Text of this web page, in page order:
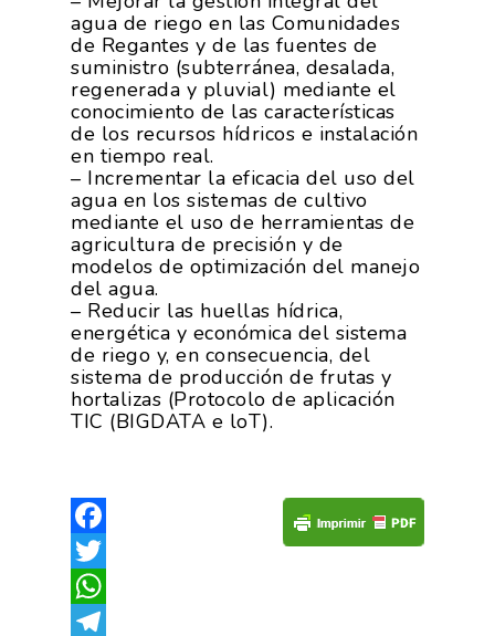
agua de riego en las Comunidades
de Regantes y de las fuentes de
suministro (subterránea, desalada,
regenerada y pluvial) mediante el
conocimiento de las características
de los recursos hídricos e instalación
en tiempo real.
– Incrementar la eficacia del uso del
agua en los sistemas de cultivo
mediante el uso de herramientas de
agricultura de precisión y de
modelos de optimización del manejo
del agua.
– Reducir las huellas hídrica,
energética y económica del sistema
de riego y, en consecuencia, del
sistema de producción de frutas y
hortalizas (Protocolo de aplicación
TIC (BIGDATA e loT).
Facebook
Twitter
WhatsApp